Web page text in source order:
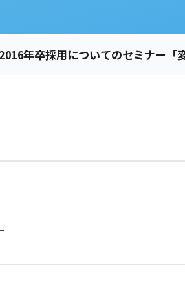
2016年卒採用についてのセミナー「